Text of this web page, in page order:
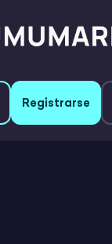
Registrarse